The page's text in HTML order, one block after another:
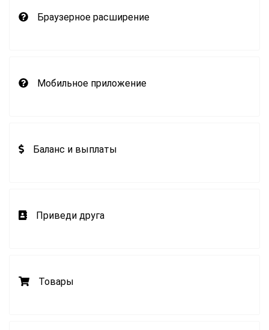
Браузерное расширение
Мобильное приложение
Баланс и выплаты
Приведи друга
Товары